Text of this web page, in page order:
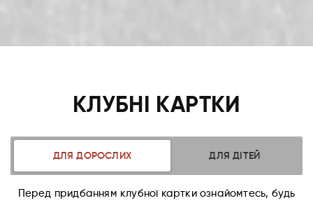
КЛУБНІ КАРТКИ
ДЛЯ ДОРОСЛИХ ДЛЯ ДІТЕЙ
Перед придбанням клубної картки ознайомтесь, будь